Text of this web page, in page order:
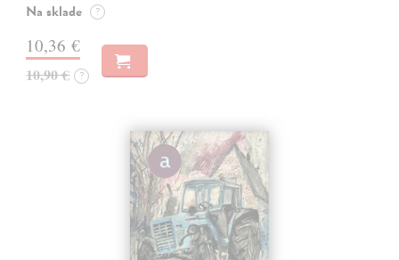
Na sklade ?
10,36 €
10,90 € ?